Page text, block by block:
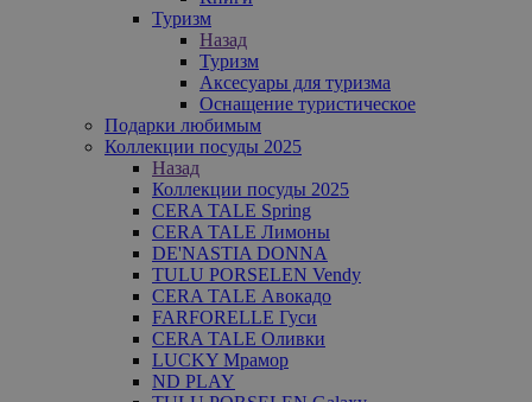
Туризм
Назад
Туризм
Аксесуары для туризма
Оснащение туристическое
Подарки любимым
Коллекции посуды 2025
Назад
Коллекции посуды 2025
CERA TALE Spring
CERA TALE Лимоны
DE'NASTIA DONNA
TULU PORSELEN Vendy
CERA TALE Авокадо
FARFORELLE Гуси
CERA TALE Оливки
LUCKY Мрамор
ND PLAY